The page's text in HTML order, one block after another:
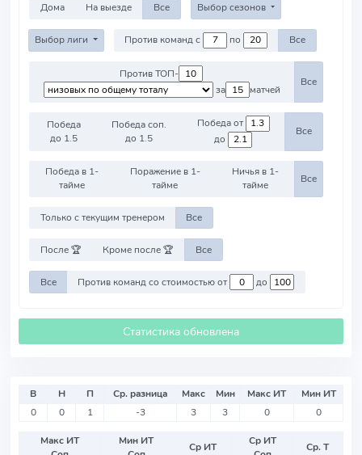
Дома На выезде Все Выбор сезонов
Выбор лиги Против команд с по Все
Против ТОП-
за
матчей
Все
Победа
до 1.5
Победа соп.
до 1.5
Победа от
до
Все
Победа в 1-
тайме
Поражение в 1-
тайме
Ничья в 1-
тайме
Все
Только с текущим тренером Все
После 🏆 Кроме после 🏆 Все
Все Против команд со стоимостью от до
Статистика обновлена
В Н П Ср. разница Макс Мин Макс ИТ
Мин ИТ
0
0 1 -3 3 3 0 0
Макс ИТ
Мин ИТ
Ср ИТ
Ср ИТ
Ср. Т